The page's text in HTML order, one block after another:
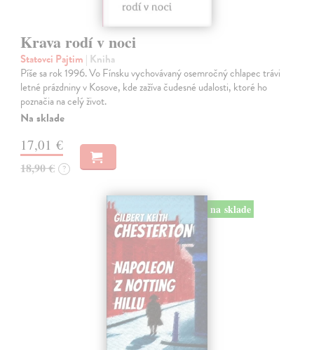
Krava rodí v noci
Statovci Pajtim | Kniha
Píše sa rok 1996. Vo Fínsku vychovávaný osemročný chlapec trávi
letné prázdniny v Kosove, kde zažíva čudesné udalosti, ktoré ho
poznačia na celý život.
Na sklade
17,01 €
18,90 € ?
na sklade